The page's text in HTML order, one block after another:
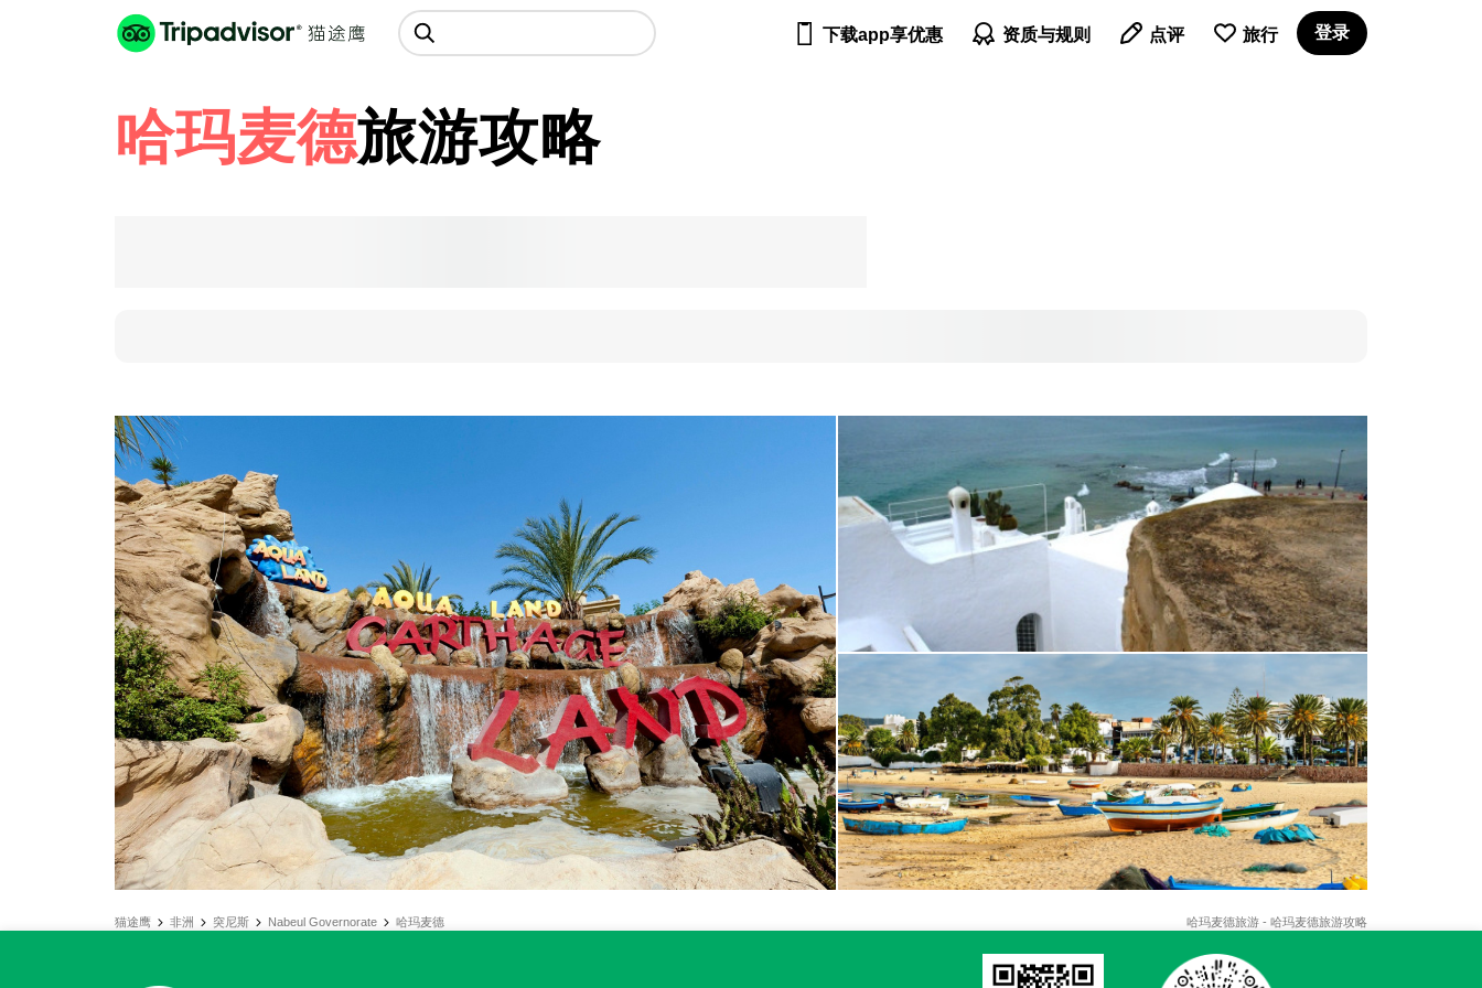
猫途鹰:景点、酒店、美食十亿条
点评
 下载app享优惠  资质与规则 点评 旅行 登录
哈玛麦德旅游攻略
哈玛麦德旅游 - 哈玛麦德旅游攻略
猫途鹰 非洲 突尼斯 Nabeul Governorate 哈玛麦德